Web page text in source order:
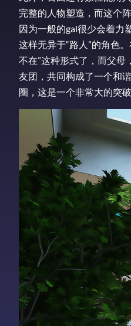
完整的人物塑造，而这个
因为一般的gal很少会着力
这样无异于“路人”的角色
不在”这种形式了，而父母
友团，共同构成了一个和
圈，这是一个非常大的突破